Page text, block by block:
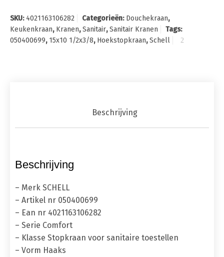
SKU: 4021163106282 Categorieën: Douchekraan,
Keukenkraan, Kranen,Sanitair,Sanitair Kranen
Tags:
050400699, 15x10 1/2x3/8, Hoekstopkraan,Schell
Beschrijving
Beschrijving
– Merk SCHELL
– Artikel nr 050400699
– Ean nr 4021163106282
– Serie Comfort
– Klasse Stopkraan voor sanitaire toestellen
– Vorm Haaks